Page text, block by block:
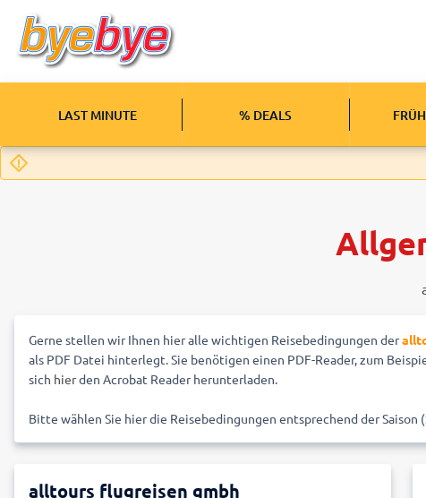
LAST MINUTE % DEALS
Gerne stellen wir Ihnen hier alle wichtigen Reisebedingungen der
als PDF Datei hinterlegt. Sie benötigen einen PDF-Reader, zum
sich hierden Acrobat Reader herunterladen.
Bitte wählen Sie hier die Reisebedingungen entsprechend der Saison
alltours flugreisen gmbh